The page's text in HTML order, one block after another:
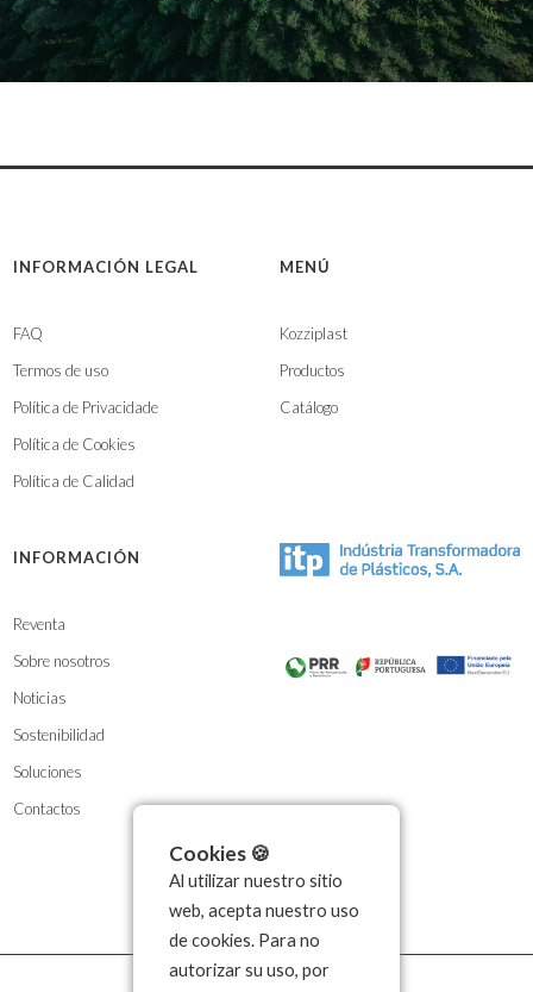
Cookies 🍪
Al utilizar nuestro sitio
web, acepta nuestro uso
de cookies. Para no
autorizar su uso, por
INFORMACIÓN LEGAL
FAQ
Termos de uso
Política de Privacidade
Política de Cookies
Política de Calidad
MENÚ
Kozziplast
Productos
Catálogo
INFORMACIÓN
Reventa
Sobre nosotros
Noticias
Sostenibilidad
Soluciones
Contactos